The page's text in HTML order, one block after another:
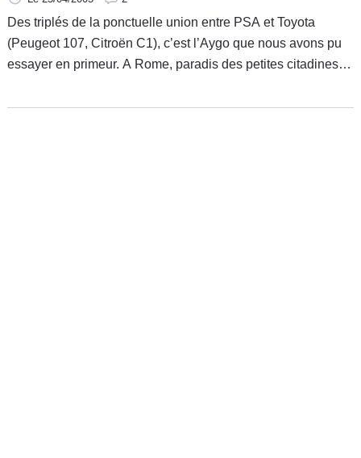
Moto
Marques
Des triplés de la ponctuelle union entre PSA et Toyota
(Peugeot 107, Citroën C1), c’est l’Aygo que nous avons pu
essayer en primeur. A Rome, paradis des petites citadines
t-elle les moyens de devenir à son tour la coqueluche de la